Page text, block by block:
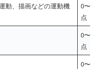
動、描画などの運動機
0〜52
点
0〜8
点
0〜6